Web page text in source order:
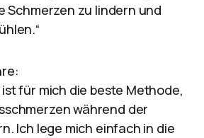
Schmerzen zu lindern und
ist für mich die beste Methode,
während der
Ich lege mich einfach in die